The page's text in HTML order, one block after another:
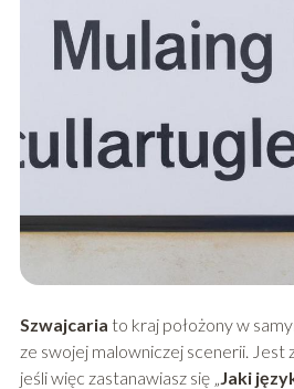
Szwajcaria to kraj położony w
ze swojej malowniczej scenerii. Jest
jeśli więc zastanawiasz się „
Jaki